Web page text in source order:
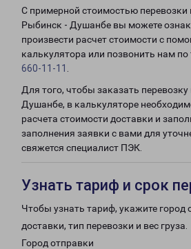
С примерной стоимостью
Рыбинск - Душанбе вы можете
произвести расчет стоимости с
калькулятора или позвонить нам по
660-11-11
Для того, чтобы заказать
Душанбе, в калькуляторе
расчета стоимости доставки и
заполнения заявки с вами для
свяжется специалист ПЭК.
Узнать тариф и срок
Чтобы узнать тариф, укажите город
доставки, тип перевозки и вес груза.
Город отправки